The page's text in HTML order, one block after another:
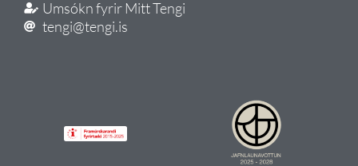
Umsókn fyrir Mitt Tengi
tengi@tengi.is